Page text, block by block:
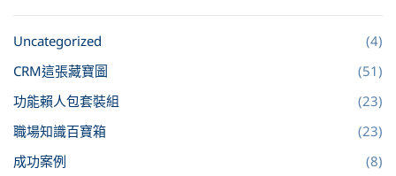
Uncategorized
(4)
CRM這張藏寶圖
(51)
功能賴人包套裝組
(23)
職場知識百寶箱
(23)
成功案例
(8)